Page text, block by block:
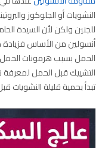
النشويات أو الجلوكوز
للجنين ولكن لأن السيدة
أنسولين من الأساس فزيادة
الحمل بسبب هرمونات
التشييك قبل الحمل لمعرفة
تبدأ بحمية قليلة النشويات